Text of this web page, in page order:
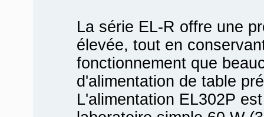
La série EL-R offre une
élevée, tout en
fonctionnement que
d'alimentation de table
L'alimentation EL302P